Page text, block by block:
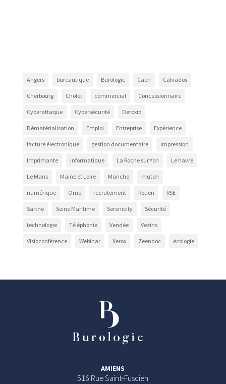
Angers bureautique Burologic Caen Calvados
Cherbourg Cholet commercial Concessionnaire
Cyberattaque Cybersécurité Detoxio
Dématérialisation Emploi Entreprise Expérience
facture électronique gestion documentaire Impression
Imprimante informatique La Roche sur Yon Le havre
Le Mans Maine et Loire Manche mutoh
numérique Orne recrutement Rouen RSE
Sarthe Seine Maritime Serenicity Sécurité
technologie Téléphonie Vendée Vezins
Visioconférence Webinar Xerox Zeendoc écologie
AMIENS
516 Rue Saint-Fuscien